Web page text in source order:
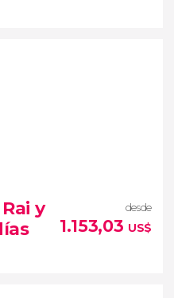
de 11 o 14 días
y
desde
1.153,03 US$